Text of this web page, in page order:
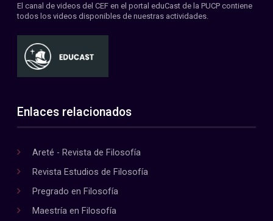
El canal de videos del CEF en el portal eduCast de la PUCP contiene
todos los videos disponibles de nuestras actividades.
Enlaces relacionados
Areté - Revista de Filosofía
Revista Estudios de Filosofía
Pregrado en Filosofía
Maestría en Filosofía